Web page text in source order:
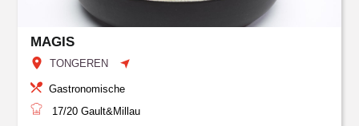
MAGIS
TONGEREN
Gastronomische
17/20 Gault&Millau